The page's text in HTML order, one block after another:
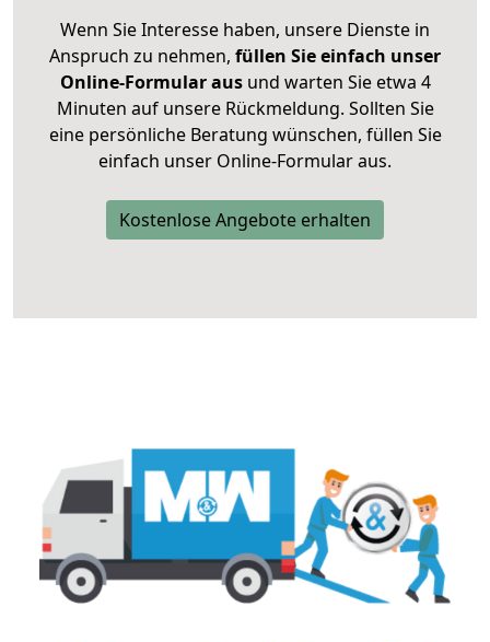
Wenn Sie Interesse haben, unsere Dienste in
Anspruch zu nehmen, füllen Sie einfach unser
Online-Formular ausund warten Sie etwa 4
Minuten auf unsere Rückmeldung. Sollten Sie
eine persönliche Beratung wünschen, füllen Sie
einfach unser Online-Formular aus.
Kostenlose Angebote erhalten